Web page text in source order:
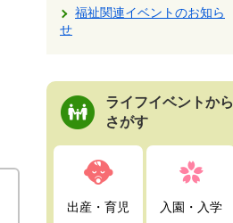
福祉関連イベントのお知ら
せ
ライフイベントから
さがす
出産・育児 入園・入学